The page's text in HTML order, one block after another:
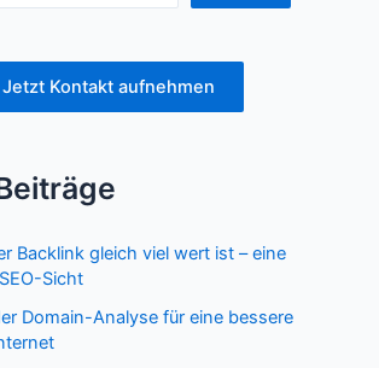
Jetzt Kontakt aufnehmen
Backlink gleich viel wert ist – eine
Sicht
Domain-Analyse für eine bessere